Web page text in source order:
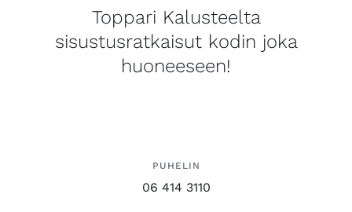
Toppari Kalusteelta
sisustusratkaisut kodin joka
huoneeseen!
PUHELIN
06 414 3110